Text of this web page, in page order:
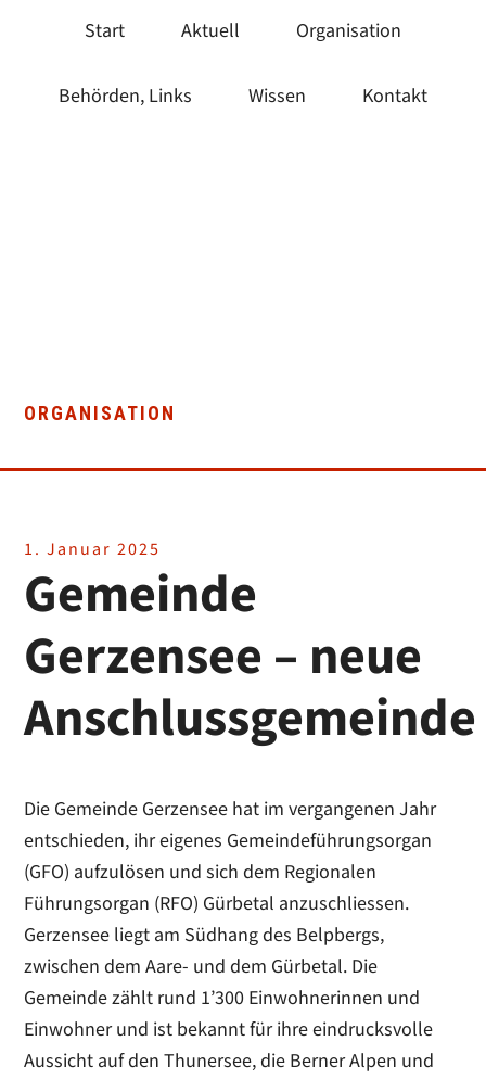
Start Aktuell Organisation
Behörden, Links Wissen Kontakt
ORGANISATION
1. Januar 2025
Gemeinde
Gerzensee – neue
Anschlussgemeinde
Die Gemeinde Gerzensee hat im vergangenen Jahr
entschieden, ihr eigenes Gemeindeführungsorgan
(GFO) aufzulösen und sich dem Regionalen
Führungsorgan (RFO) Gürbetal anzuschliessen.
Gerzensee liegt am Südhang des Belpbergs,
zwischen dem Aare- und dem Gürbetal. Die
Gemeinde zählt rund 1’300 Einwohnerinnen und
Einwohner und ist bekannt für ihre eindrucksvolle
Aussicht auf den Thunersee, die Berner Alpen und